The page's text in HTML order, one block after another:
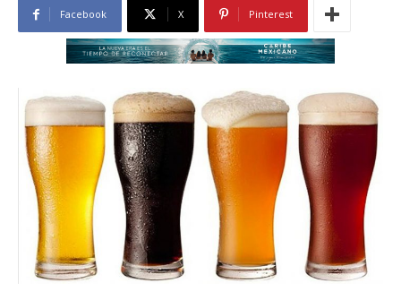
Facebook X Pinterest